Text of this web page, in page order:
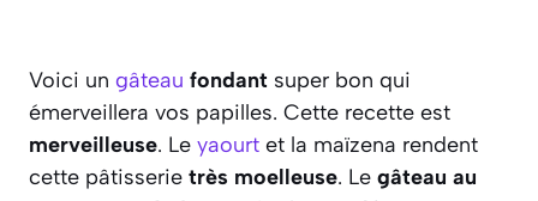
Voici un gâteau fondant super bon qui
émerveillera vos papilles. Cette recette est
merveilleuse. Le yaourt et la maïzena rendent
cette pâtisserie très moelleuse. Le gâteau au